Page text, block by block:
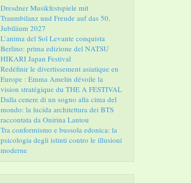
Dresdner Musikfestspiele mit
Traumbilanz und Freude auf das 50.
Jubiläum 2027
L’anima del Sol Levante conquista
Berlino: prima edizione del NATSU
HIKARI Japan Festival
Redéfinir le divertissement asiatique en
Europe : Emma Amelin dévoile la
vision stratégique du THE A FESTIVAL
Dalla cenere di un sogno alla cima del
mondo: la lucida architettura dei BTS
raccontata da Onirina Lantou
Tra conformismo e bussola edonica: la
psicologia degli istinti contro le illusioni
moderne